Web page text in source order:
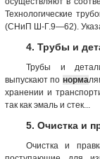
Технологические
(СНиП Ш-Г.9—62).
4. Трубы и
Трубы и
выпускают по норма
хранении и
так как эмаль и стек...
5. Очистка и
Очистка и